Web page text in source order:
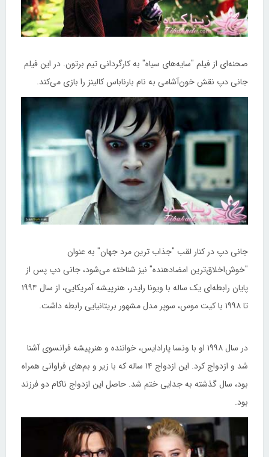
صحنه‌ای از فیلم "سایه‌های سیاه" به کارگردانی تیم برتون. در این فیلم
جانی دپ نقش خون‌آشامی به نام بارناباس کالینز را بازی می‌کند.
جانی دپ در کنار لقب "جذاب ‌ترین مرد جهان" به عنوان
"خوش‌اخلاق‌ترین امضادهنده" نیز شناخته می‌شود، جانی دپ پس از
پایان رابطه‌ای یک ساله با ویونا رایدر، هنرپیشه آمریکایی، از سال ۱۹۹۴
تا ۱۹۹۸ با کیت موس، سوپر مدل مشهور بریتانیایی رابطه داشت.
در سال ۱۹۹۸ او با ونسا پارادایس، خواننده و هنرپیشه فرانسوی آشنا
شد و ازدواج کرد. این ازدواج ۱۴ ساله که با زیر و بم‌های فراوانی همراه
بود، سال گذشته به جدایی ختم شد. حاصل این ازدواج ناکام دو فرزند
بود.